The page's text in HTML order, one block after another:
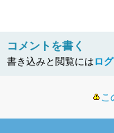
コメントを書く
書き込みと閲覧にはロ
こ